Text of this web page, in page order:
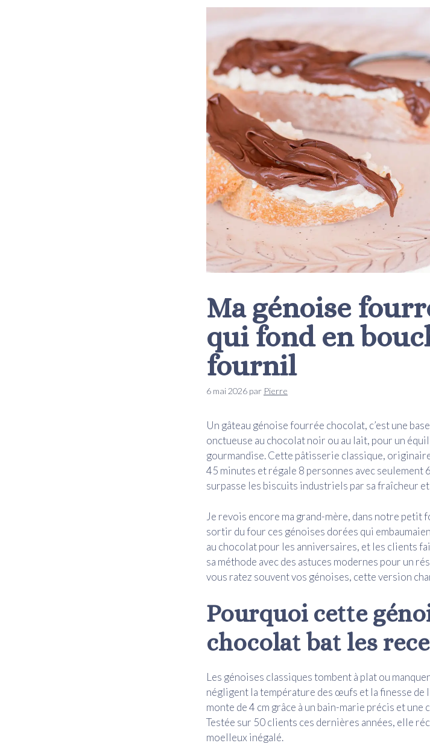
Ma génoise
qui fond en
fournil
6 mai 2026 par Pierre
Un gâteau génoise fourrée chocolat, c’est une
onctueuse au chocolat noir ou au lait, pour un
gourmandise. Cette pâtisserie classique,
45 minutes et régale 8 personnes avec seulement
surpasse les biscuits industriels par sa fraîcheur
Je revois encore ma grand-mère, dans notre petit
sortir du four ces génoises dorées qui
au chocolat pour les anniversaires, et les clients
sa méthode avec des astuces modernes pour un
vous ratez souvent vos génoises, cette version
Pourquoi cette
chocolat bat les
Les génoises classiques tombent à plat ou
négligent la température des œufs et la finesse de
monte de 4 cm grâce à un bain-marie précis et une
Testée sur 50 clients ces dernières années, elle
moelleux inégalé.